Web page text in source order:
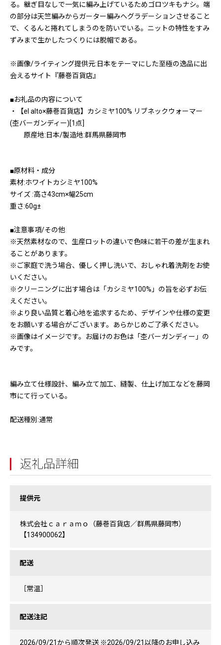
る。継ぎ目なしで一気に編み上げているためゴロツキもナシ。端
の部分は天竺編みからガーター編みへグラデーションさせること
で、くるんと捲れてしまうのを防いでいる。ニットの特性をすみ
ずみまで生かしたつくりには脱帽である。
※画像/ライティング提供元:日本をテーマにした至極の逸品に出
会えるサイト『藤巻百貨店』
■お礼品の内容について
・【el alto×藤巻百貨店】カシミヤ100% リブネックウォーマー
(杢バーガンディー)[1点]
原産地:日本/製造地:群馬県藤岡市
■原材料・成分
素材:ホワイトカシミヤ100%
サイズ :高さ43cm×幅25cm
重さ:60g±
■注意事項/その他
※天然素材なので、生産ロットの違いで色味に若干の差が生まれ
ることがあります。
※ご家庭で洗う場合、優しく押し洗いで、おしゃれ着洗剤をお使
いください。
※クリーニングに出す場合は「カシミヤ100%」の旨を必ずお伝
えください。
※より良い品質と着心地を追求するため、デザインや仕様の変更
をお願いする場合がございます。あらかじめご了承ください。
※画像はイメージです。お届けのお色は「杢バーガンディー」の
みです。
編み立て仕様設計、編み立て加工、縫製、仕上げ加工などを藤岡
市にて行っている。
配送種別:通常
返礼品詳細
提供元
株式会社ｃａｒａｍｏ（藤巻百貨店／群馬県藤岡市）
【134900062】
配送
［常温］
配送注記
2026/09/21から順次発送 ※2026/09/21以降のお申し込み